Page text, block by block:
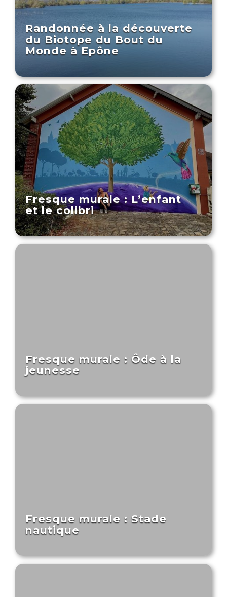
Randonnée à la découverte
du Biotope du Bout du
Monde à Epône
Fresque murale : L’enfant
et le colibri
Fresque murale : Ôde à la
jeunesse
Fresque murale : Stade
nautique